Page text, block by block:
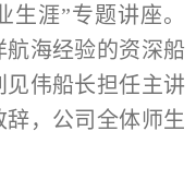
涯”专题讲座。
海经验的资深船
见伟船长担任主讲
，公司全体师生